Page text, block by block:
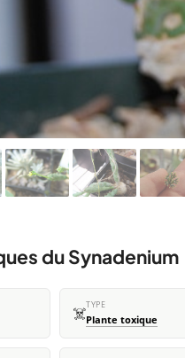
du Synadenium
☠️TYPE
Plante toxique